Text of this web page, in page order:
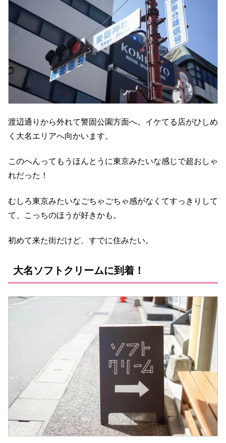
渡辺通りから外れて警固公園方面へ。イケてる店がひしめ
く大名エリアへ向かいます。
このへんってもうほんとうに東京みたいな感じで超おしゃ
れだった！
むしろ東京みたいなごちゃごちゃ感がなくてすっきりして
て、こっちのほうが好きかも。
初めて来た街だけど、すでに住みたい。
大名ソフトクリームに到着！